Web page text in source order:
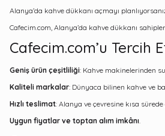
Alanya’da kahve dükkanı açmayı
Cafecim.com, Alanya’da kahve dükkanı
Cafecim.com’u Tercih
Geniş ürün çeşitliliği: Kahve makinelerinden
Kaliteli markalar: Dünyaca bilinen kahve ve
Hızlı teslimat: Alanya ve çevresine kısa
Uygun fiyatlar ve toptan alım imkânı.